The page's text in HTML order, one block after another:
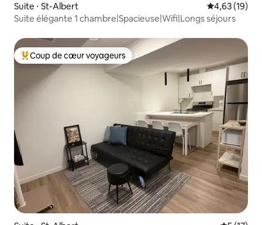
Suite ⋅ St-Albert Évaluation
4,63 (19)
Suite élégante 1 chambre|Spacieuse|Wifi|Longs séjours
Coups de cœur voyageurs les plus appréciés
Coup de cœur voyageurs